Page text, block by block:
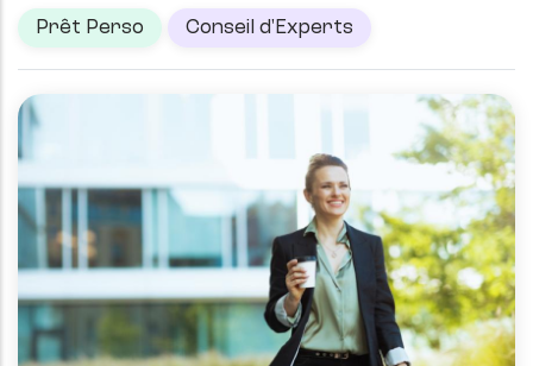
Prêt Perso Conseil d'Experts